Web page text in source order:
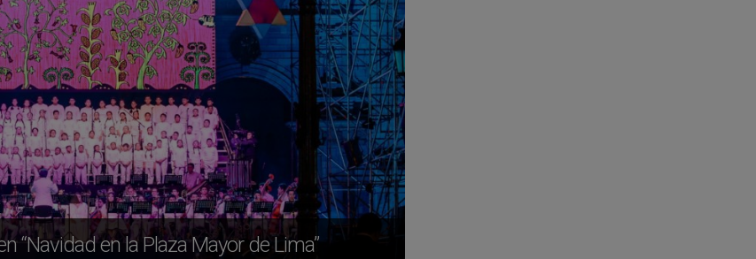
“Navidad en la Plaza Mayor de Lima”